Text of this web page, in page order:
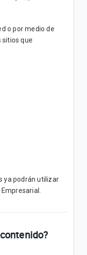
o por medio de
sitios que
ya podrán utilizar